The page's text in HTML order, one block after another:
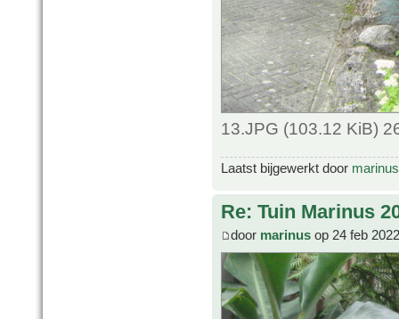
13.JPG (103.12 KiB)
Laatst bijgewerkt door marinus
Re: Tuin Marinus
door marinus op 24 feb